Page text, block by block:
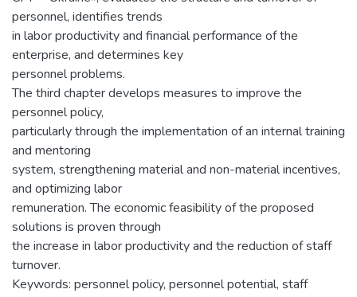
personnel, identifies trends
in labor productivity and financial performance of the
enterprise, and determines key
personnel problems.
The third chapter develops measures to improve the
personnel policy,
particularly through the implementation of an internal training
and mentoring
system, strengthening material and non-material incentives,
and optimizing labor
remuneration. The economic feasibility of the proposed
solutions is proven through
the increase in labor productivity and the reduction of staff
turnover.
Keywords: personnel policy, personnel potential, staff